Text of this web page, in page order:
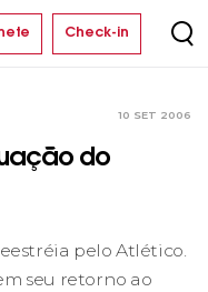
Check-in
10 SET 2006
do
pelo Atlético.
seu retorno ao